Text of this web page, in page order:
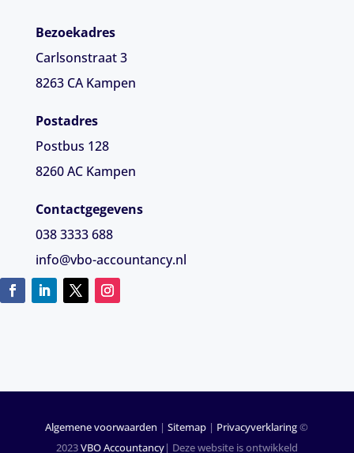
Bezoekadres
Carlsonstraat 3
8263 CA Kampen
Postadres
Postbus 128
8260 AC Kampen
Contactgegevens
038 3333 688
info@vbo-accountancy.nl
Algemene voorwaarden |Sitemap | Privacyverklaring©
2023VBO Accountancy| Deze website is ontwikkeld